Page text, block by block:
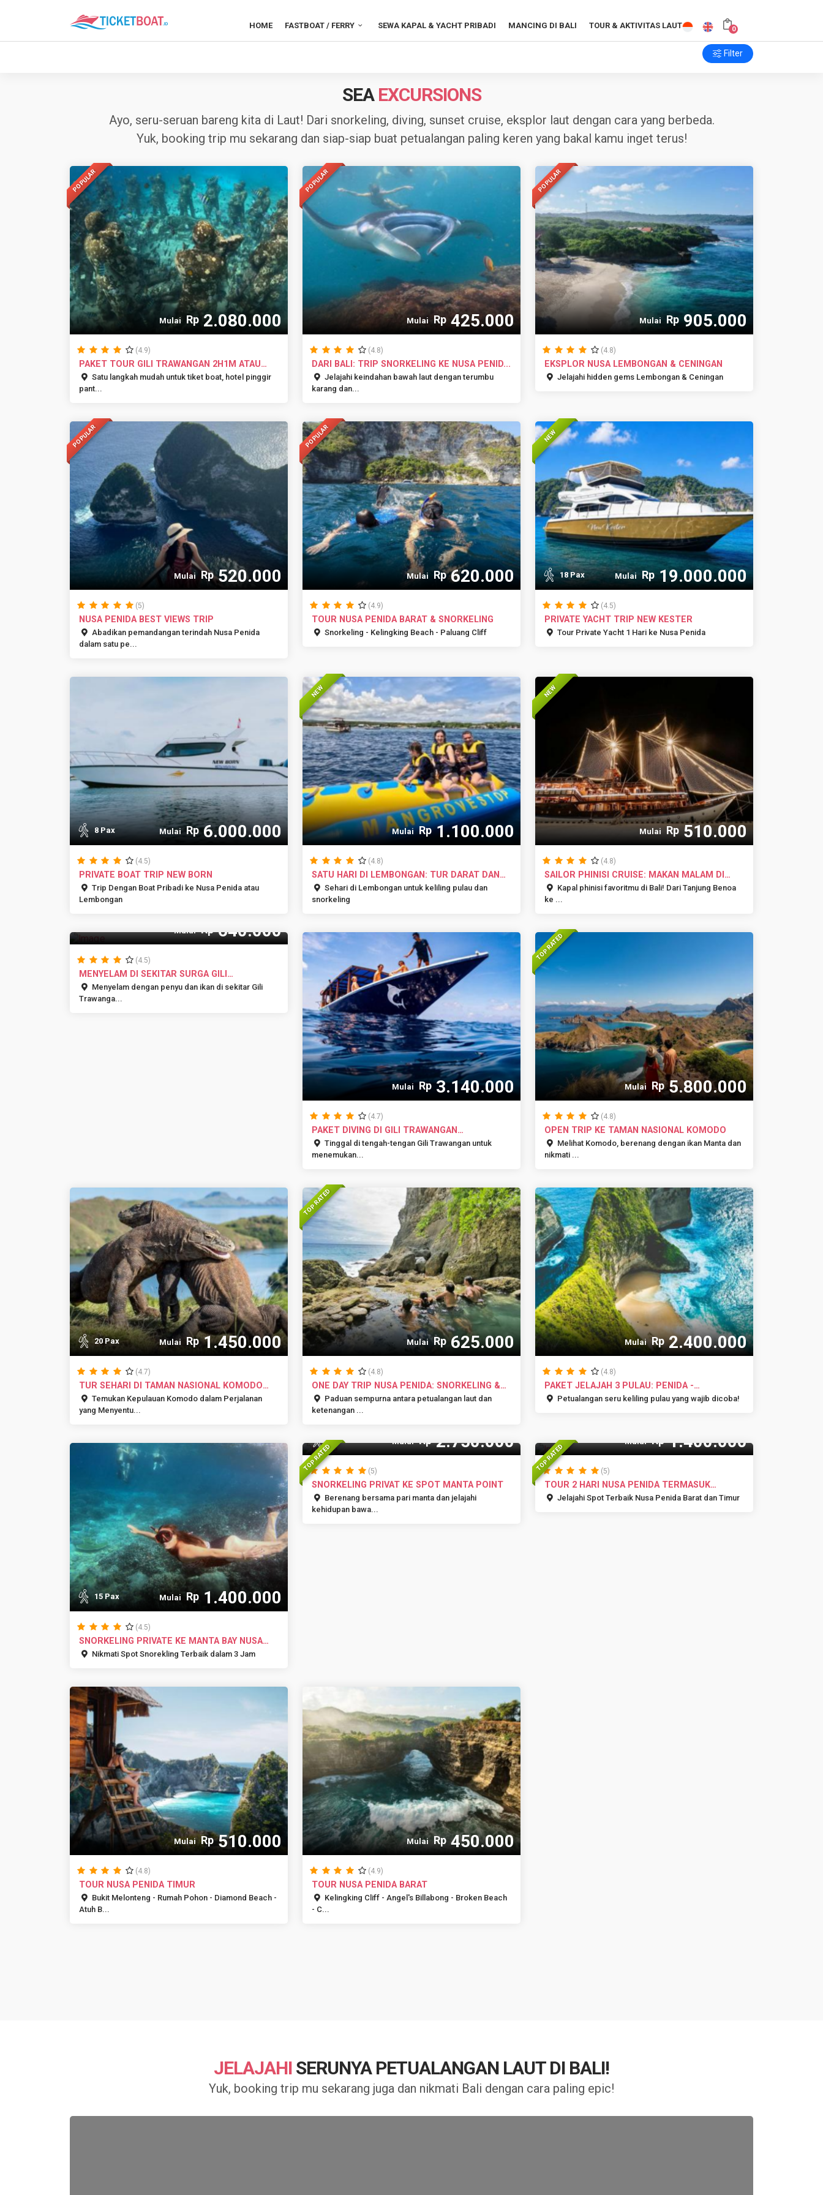
HOME FASTBOAT / FERRY SEWA KAPAL & YACHT PRIBADI MANCING DI BALI TOUR & AKTIVITAS LAUT 0
Filter
SEA EXCURSIONS
Ayo, seru-seruan bareng kita di Laut! Dari snorkeling, diving, sunset cruise, eksplor laut dengan cara yang berbeda.
Yuk, booking trip mu sekarang dan siap-siap buat petualangan paling keren yang bakal kamu inget terus!
POPULAR
Mulai Rp2.080.000
(4.9)
PAKET TOUR GILI TRAWANGAN 2H1M ATAU
3H2MSatu langkah mudah untuk tiket boat, hotel pinggir
pant...
POPULAR
Mulai Rp425.000
(4.8)
DARI BALI: TRIP SNORKELING KE NUSA PENID...
Jelajahi keindahan bawah laut dengan terumbu
karang dan...
POPULAR
Mulai Rp905.000
(4.8)
EKSPLOR NUSA LEMBONGAN & CENINGAN
Jelajahi hidden gems Lembongan & Ceningan
POPULAR
Mulai Rp520.000
(5)
NUSA PENIDA BEST VIEWS TRIP
Abadikan pemandangan terindah Nusa Penida
dalam satu pe...
POPULAR
Mulai Rp620.000
(4.9)
TOUR NUSA PENIDA BARAT & SNORKELING
Snorkeling - Kelingking Beach - Paluang Cliff
NEW
18 Pax Mulai Rp19.000.000
(4.5)
PRIVATE YACHT TRIP NEW KESTER
Tour Private Yacht 1 Hari ke Nusa Penida
8 Pax Mulai Rp6.000.000
(4.5)
PRIVATE BOAT TRIP NEW BORN
Trip Dengan Boat Pribadi ke Nusa Penida atau
Lembongan
NEW
Mulai Rp1.100.000
(4.8)
SATU HARI DI LEMBONGAN: TUR DARAT DAN
SN...Sehari di Lembongan untuk keliling pulau dan
snorkeling
NEW
Mulai Rp510.000
(4.8)
SAILOR PHINISI CRUISE: MAKAN MALAM DI
PH...Kapal phinisi favoritmu di Bali! Dari Tanjung Benoa
ke ...
Mulai Rp640.000
(4.5)
MENYELAM DI SEKITAR SURGA GILI
TRAWANGAN
Menyelam dengan penyu dan ikan di sekitar Gili
Trawanga...
Mulai Rp3.140.000
(4.7)
PAKET DIVING DI GILI TRAWANGAN
BERANGKAT...
Tinggal di tengah-tengan Gili Trawangan untuk
menemukan...
TOP RATED
Mulai Rp5.800.000
(4.8)
OPEN TRIP KE TAMAN NASIONAL KOMODO
Melihat Komodo, berenang dengan ikan Manta dan
nikmati ...
20 Pax Mulai Rp1.450.000
(4.7)
TUR SEHARI DI TAMAN NASIONAL KOMODO
DENG...
Temukan Kepulauan Komodo dalam Perjalanan
yang Menyentu...
TOP RATED
Mulai Rp625.000
(4.8)
ONE DAY TRIP NUSA PENIDA: SNORKELING &
J... Paduan sempurna antara petualangan laut dan
ketenangan ...
Mulai Rp2.400.000
(4.8)
PAKET JELAJAH 3 PULAU: PENIDA -
LEMBONGA...
Petualangan seru keliling pulau yang wajib dicoba!
15 Pax Mulai Rp 1.400.000
(4.5)
SNORKELING PRIVATE KE MANTA BAY NUSA
PEN...Nikmati Spot Snorekling Terbaik dalam 3 Jam
TOP RATED
15 Pax Mulai Rp2.750.000
(5)
SNORKELING PRIVAT KE SPOT MANTA POINT
Berenang bersama pari manta dan jelajahi
kehidupan bawa...
TOP RATED
Mulai Rp1.400.000
(5)
TOUR 2 HARI NUSA PENIDA TERMASUK
SNORKEL...
Jelajahi Spot Terbaik Nusa Penida Barat dan Timur
Mulai Rp510.000
(4.8)
TOUR NUSA PENIDA TIMUR
Bukit Melonteng - Rumah Pohon - Diamond Beach -
Atuh B...
Mulai Rp450.000
(4.9)
TOUR NUSA PENIDA BARAT
Kelingking Cliff - Angel's Billabong - Broken Beach
- C...
JELAJAHI SERUNYA PETUALANGAN LAUT DI BALI!
Yuk, booking trip mu sekarang juga dan nikmati Bali dengan cara paling epic!